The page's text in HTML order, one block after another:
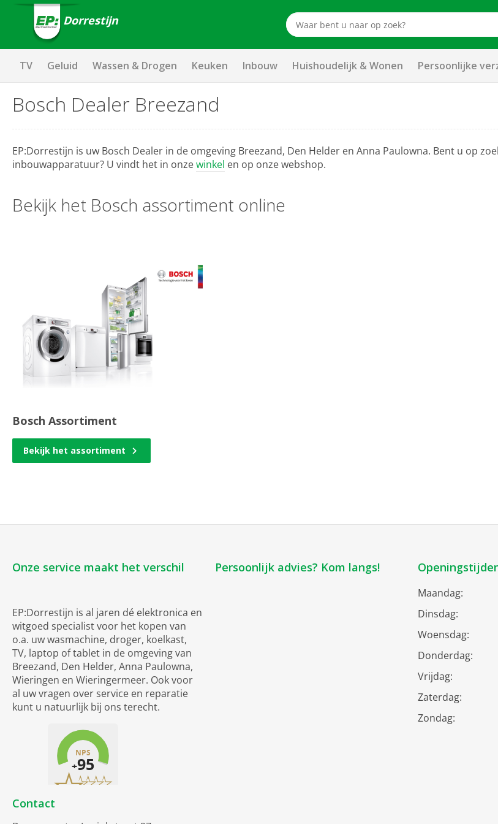
Dorrestijn
TV Geluid Wassen & Drogen Keuken Inbouw Huishoudelijk & Wonen Persoonlijke
Bosch Dealer Breezand
EP:Dorrestijn is uw Bosch Dealer in de omgeving Breezand, Den Helder en Anna Paulowna. Bent u op
inbouwapparatuur? U vindt het in onzewinkel en op onze webshop.
Bekijk het Bosch assortiment online
Bosch Assortiment
Bekijk het assortiment
Onze service maakt het verschil
EP:Dorrestijn is al jaren dé elektronica en
witgoed specialist voor het kopen van
o.a. uw wasmachine, droger, koelkast,
TV, laptop of tablet in de omgeving van
Breezand, Den Helder, Anna Paulowna,
Wieringen en Wieringermeer. Ook voor
al uw vragen over service en reparatie
kunt u natuurlijk bij ons terecht.
Contact
Persoonlijk advies? Kom langs!
Maandag:
Dinsdag:
Woensdag:
Donderdag:
Vrijdag:
Zaterdag:
Zondag: